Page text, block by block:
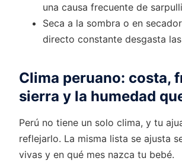
una causa frecuente de
Seca a la sombra o en
directo constante desgasta
Clima peruano: costa,
sierra y la humedad
Perú no tiene un solo clima, y tu
reflejarlo. La misma lista se ajusta
vivas y en qué mes nazca tu bebé.